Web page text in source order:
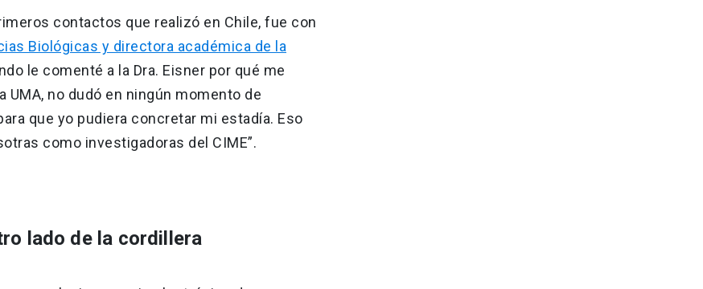
contactos que realizó en Chile, fue con
Biológicas y directora académica de la
le comenté a la Dra. Eisner por qué me
UMA, no dudó en ningún momento de
que yo pudiera concretar mi estadía. Eso
como investigadoras del CIME”.
lado de la cordillera